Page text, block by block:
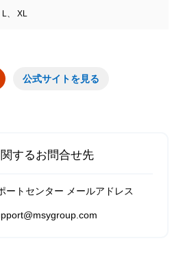
L、 XL
公式サイトを見る
するお問合せ先
ートセンター メールアドレス